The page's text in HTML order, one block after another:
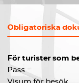
Obligatoriska
För turister som
Pass